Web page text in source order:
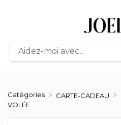
Catégories ​CARTE-CADEAU
VOLÉE